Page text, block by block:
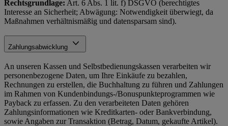
Rechtsgrundlage: Art. 6 Abs. 1 lit. f) DSGVO (berechtigtes
Interesse an Sicherheit; Abwägung: Notwendigkeit überwiegt, da
Maßnahmen verhältnismäßig und datensparsam sind).
Zahlungsabwicklung
An unseren Kassen und Selbstbedienungskassen verarbeiten wir
personenbezogene Daten, um Ihre Einkäufe zu bezahlen,
Rechnungen zu erstellen, die Buchhaltung zu führen und Zahlungen
im Rahmen von Kundenbindungs-/Bonuspunkteprogrammen wie
Payback zu erfassen. Zu den verarbeiteten Daten gehören
Zahlungsinformationen wie Kreditkarten- oder Bankverbindung,
sowie Angaben zur Transaktion (Betrag, Datum, gekaufte Artikel).